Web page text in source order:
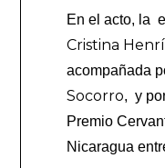
En el acto, la
Cristina
acompañada
Socorro, y
Premio
Nicaragua